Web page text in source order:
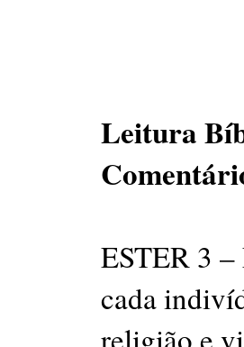
Leitura
ESTER 3
cada
religião e